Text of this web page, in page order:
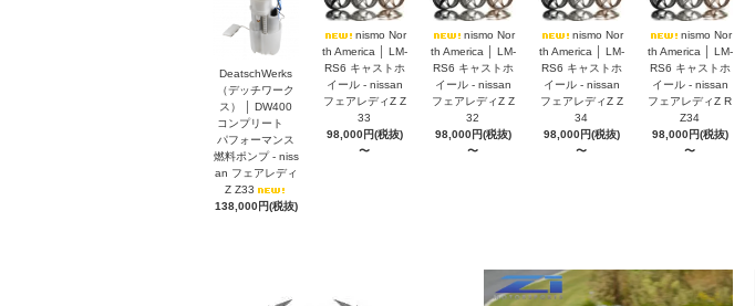
DeatschWerks
（デッチワーク
ス） │ DW400
コンプリート
パフォーマンス
燃料ポンプ - niss
an フェアレディ
Z Z33
138,000円(税抜)
nismo Nor
th America │ LM-
RS6 キャストホ
イール - nissan
フェアレディZ Z
33
98,000円(税抜)
〜
nismo Nor
th America │ LM-
RS6 キャストホ
イール - nissan
フェアレディZ Z
32
98,000円(税抜)
〜
nismo Nor
th America │ LM-
RS6 キャストホ
イール - nissan
フェアレディZ Z
34
98,000円(税抜)
〜
nismo Nor
th America │ LM-
RS6 キャストホ
イール - nissan
フェアレディZ R
Z34
98,000円(税抜)
〜